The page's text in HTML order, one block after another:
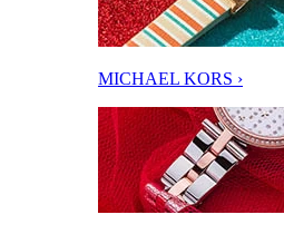
MICHAEL KORS ›